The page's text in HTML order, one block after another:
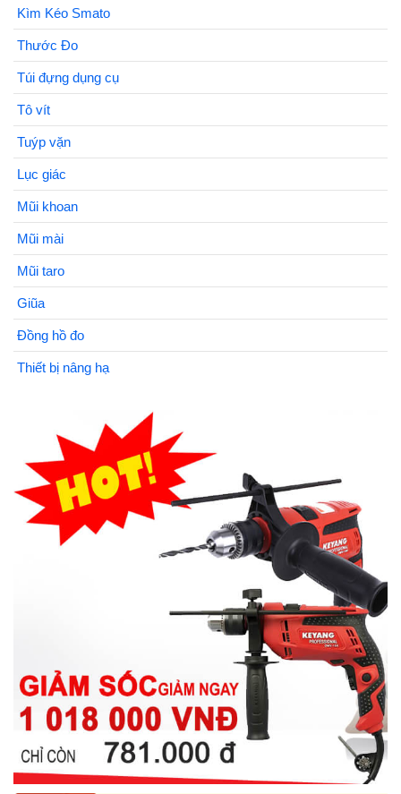
Kìm Kéo Smato
Thước Đo
Túi đựng dụng cụ
Tô vít
Tuýp vặn
Lục giác
Mũi khoan
Mũi mài
Mũi taro
Giũa
Đồng hồ đo
Thiết bị nâng hạ